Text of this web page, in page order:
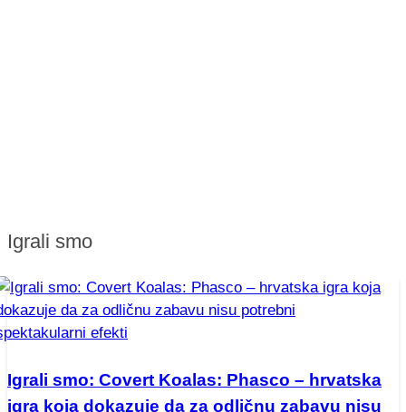
Igrali smo
Igrali smo: Covert Koalas: Phasco – hrvatska
igra koja dokazuje da za odličnu zabavu nisu